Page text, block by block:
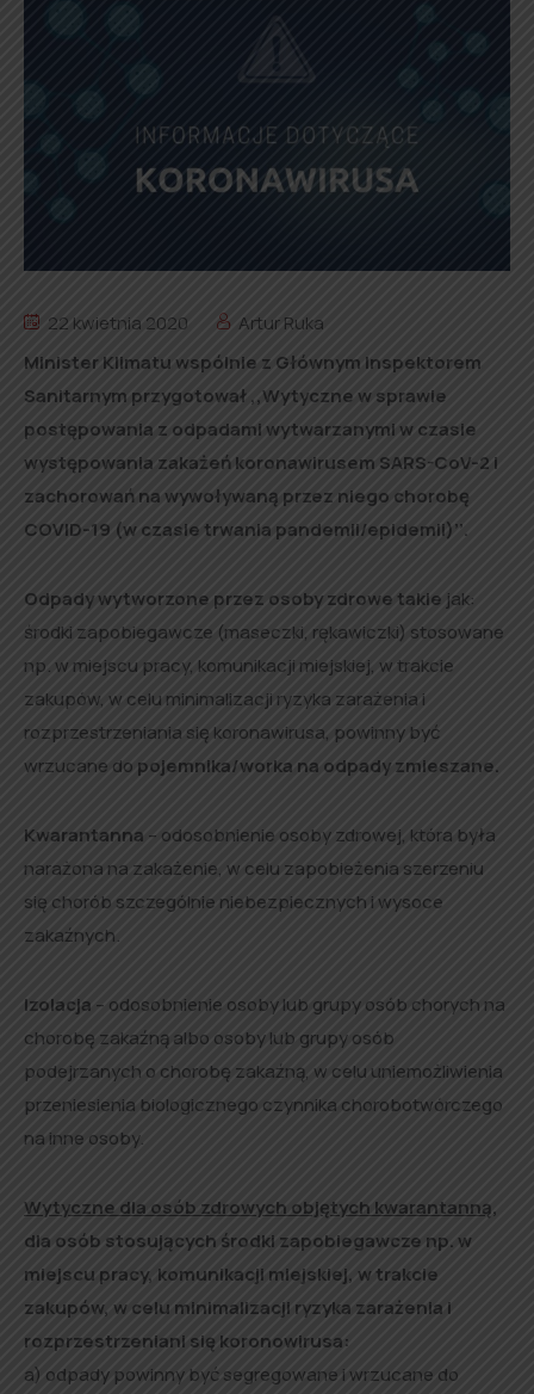
22 kwietnia 2020
Artur Ruka
Minister Klimatu wspólnie z Głównym Inspektorem
Sanitarnym przygotował ,,Wytyczne w sprawie
postępowania z odpadami wytwarzanymi w czasie
występowania zakażeń koronawirusem SARS-CoV-2 i
zachorowań na wywoływaną przez niego chorobę
COVID-19 (w czasie trwania pandemii/epidemii)’’.
Odpady wytworzone przez osoby zdrowe takie jak:
środki zapobiegawcze (maseczki, rękawiczki) stosowane
np. w miejscu pracy, komunikacji miejskiej, w trakcie
zakupów, w celu minimalizacji ryzyka zarażenia i
rozprzestrzeniania się koronawirusa, powinny być
wrzucane do pojemnika/worka na odpady zmieszane.
Kwarantanna – odosobnienie osoby zdrowej, która była
narażona na zakażenie, w celu zapobieżenia szerzeniu
się chorób szczególnie niebezpiecznych i wysoce
zakaźnych.
Izolacja – odosobnienie osoby lub grupy osób chorych na
chorobę zakaźną albo osoby lub grupy osób
podejrzanych o chorobę zakaźną, w celu uniemożliwienia
przeniesienia biologicznego czynnika chorobotwórczego
na inne osoby.
Wytyczne dla osób zdrowych objętych kwarantanną,
dla osób stosujących środki zapobiegawcze np. w
miejscu pracy, komunikacji miejskiej, w trakcie
zakupów, w celu minimalizacji ryzyka zarażenia i
rozprzestrzeniani się koronowirusa:
a) odpady powinny być segregowane i wrzucane do